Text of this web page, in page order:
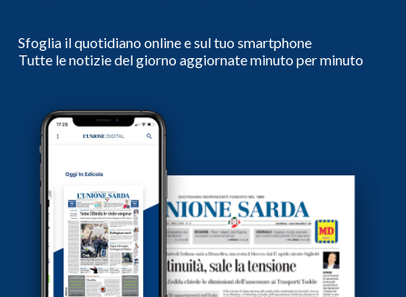
Sfoglia il quotidiano online e sul tuo smartphone
Tutte le notizie del giorno aggiornate minuto per minuto